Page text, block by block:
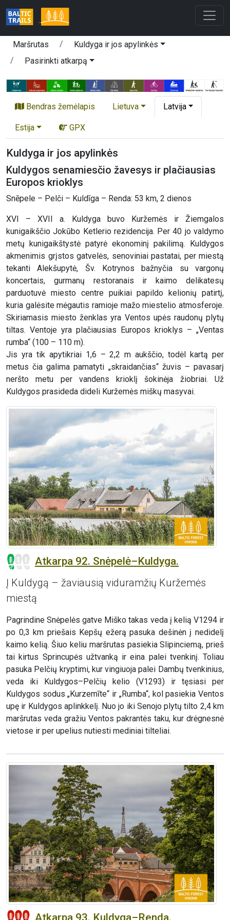
Maršrutas
Kuldyga ir jos apylinkės
Pasirinkti atkarpą
Bendras žemėlapis Lietuva Latvija
Estija GPX
Kuldyga ir jos apylinkės
Kuldygos senamiesčio žavesys ir plačiausias
Europos krioklys
Snēpele – Pelči – Kuldīga – Renda: 53 km, 2 dienos
XVI – XVII a. Kuldyga buvo Kuržemės ir Žiemgalos
kunigaikščio Jokūbo Ketlerio rezidencija. Per 40 jo valdymo
metų kunigaikštystė patyrė ekonominį pakilimą. Kuldygos
akmenimis grįstos gatvelės, senoviniai pastatai, per miestą
tekanti Alekšupytė, Šv. Kotrynos bažnyčia su vargonų
koncertais, gurmanų restoranais ir kaimo delikatesų
parduotuvė miesto centre puikiai papildo kelionių patirtį,
kuria galėsite mėgautis ramioje mažo miestelio atmosferoje.
Skiriamasis miesto ženklas yra Ventos upės raudonų plytų
tiltas. Ventoje yra plačiausias Europos krioklys – „Ventas
rumba“ (100 – 110 m).
Jis yra tik apytikriai 1,6 – 2,2 m aukščio, todėl kartą per
metus čia galima pamatyti „skraidančias“ žuvis – pavasarį
neršto metu per vandens krioklį šokinėja žiobriai. Už
Kuldygos prasideda dideli Kuržemės miškų masyvai.
Atkarpa 92. Snėpelė–Kuldyga.
Į Kuldygą – žaviausią viduramžių Kuržemės
miestą
Pagrindine Snėpelės gatve Miško takas veda į kelią V1294 ir
po 0,3 km priešais Kepšų ežerą pasuka dešinėn į nedidelį
kaimo kelią. Šiuo keliu maršrutas pasiekia Slipinciemą, prieš
tai kirtus Sprincupės užtvanką ir eina palei tvenkinį. Toliau
pasuka Pelčių kryptimi, kur vingiuoja palei Dambų tvenkinius,
veda iki Kuldygos–Pelčių kelio (V1293) ir tęsiasi per
Kuldygos sodus „Kurzemīte“ ir „Rumba“, kol pasiekia Ventos
upę ir Kuldygos aplinkkelį. Nuo jo iki Senojo plytų tilto 2,4 km
maršrutas veda gražiu Ventos pakrantės taku, kur drėgnesnė
vietose ir per upelius nutiesti mediniai tilteliai.
Atkarpa 93. Kuldyga–Renda.